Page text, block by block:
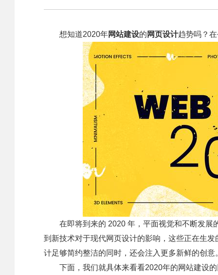
想知道2020年网站建设的 网页设计趋势吗？
在即将到来的 2020 年，平面视觉和不断发
到新技术对于现代网页设计的影响，这些正在生
计足够简约整洁的同时，还会注入更多新鲜的创意
下面，我们就具体来看看2020年的网站建设